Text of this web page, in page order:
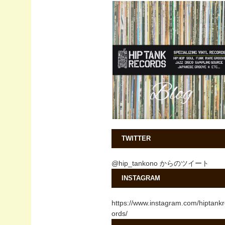
TWITTER
@hip_tankono からのツイート
INSTAGRAM
https://www.instagram.com/
ords/